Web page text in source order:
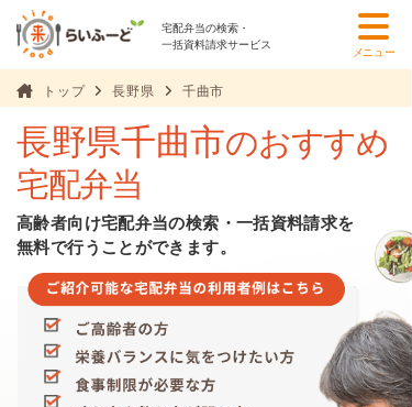
宅配弁当の検索・
一括資料請求サービス
メニュー
トップ 長野県 千曲市
長野県千曲市のおすすめ
宅配弁当
高齢者向け宅配弁当の検索・一括資料請求を
無料で行うことができます。